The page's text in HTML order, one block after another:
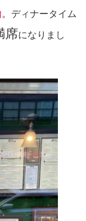
。ディナータイム
席になりまし